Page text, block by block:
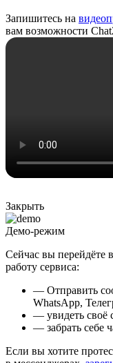
Запишитесь на
вам возможности
Закрыть
Демо-режим
Сейчас вы перейдёте
работу сервиса:
— Отправить
WhatsApp,
— увидеть своё
— забрать себе
Если вы хотите